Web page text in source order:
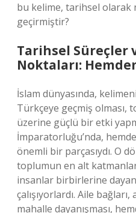
bu kelime, tarihsel olarak
geçirmiştir?
Tarihsel Süreçler
Noktaları:
İslam dünyasında,
Türkçeye geçmiş olması,
üzerine güçlü bir etki
İmparatorluğu’nda,
önemli bir parçasıydı. O
toplumun en alt
insanlar birbirlerine
çalışıyorlardı. Aile
mahalle dayanışması,